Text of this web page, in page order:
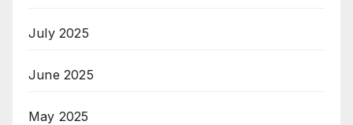
July 2025
June 2025
May 2025